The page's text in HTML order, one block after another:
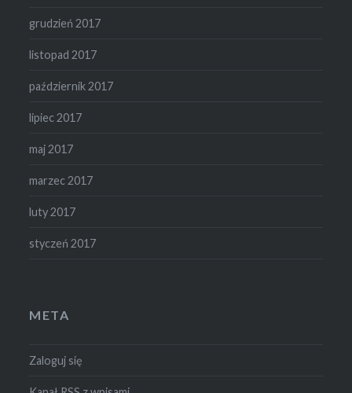
grudzień 2017
listopad 2017
październik 2017
lipiec 2017
maj 2017
marzec 2017
luty 2017
styczeń 2017
META
Zaloguj się